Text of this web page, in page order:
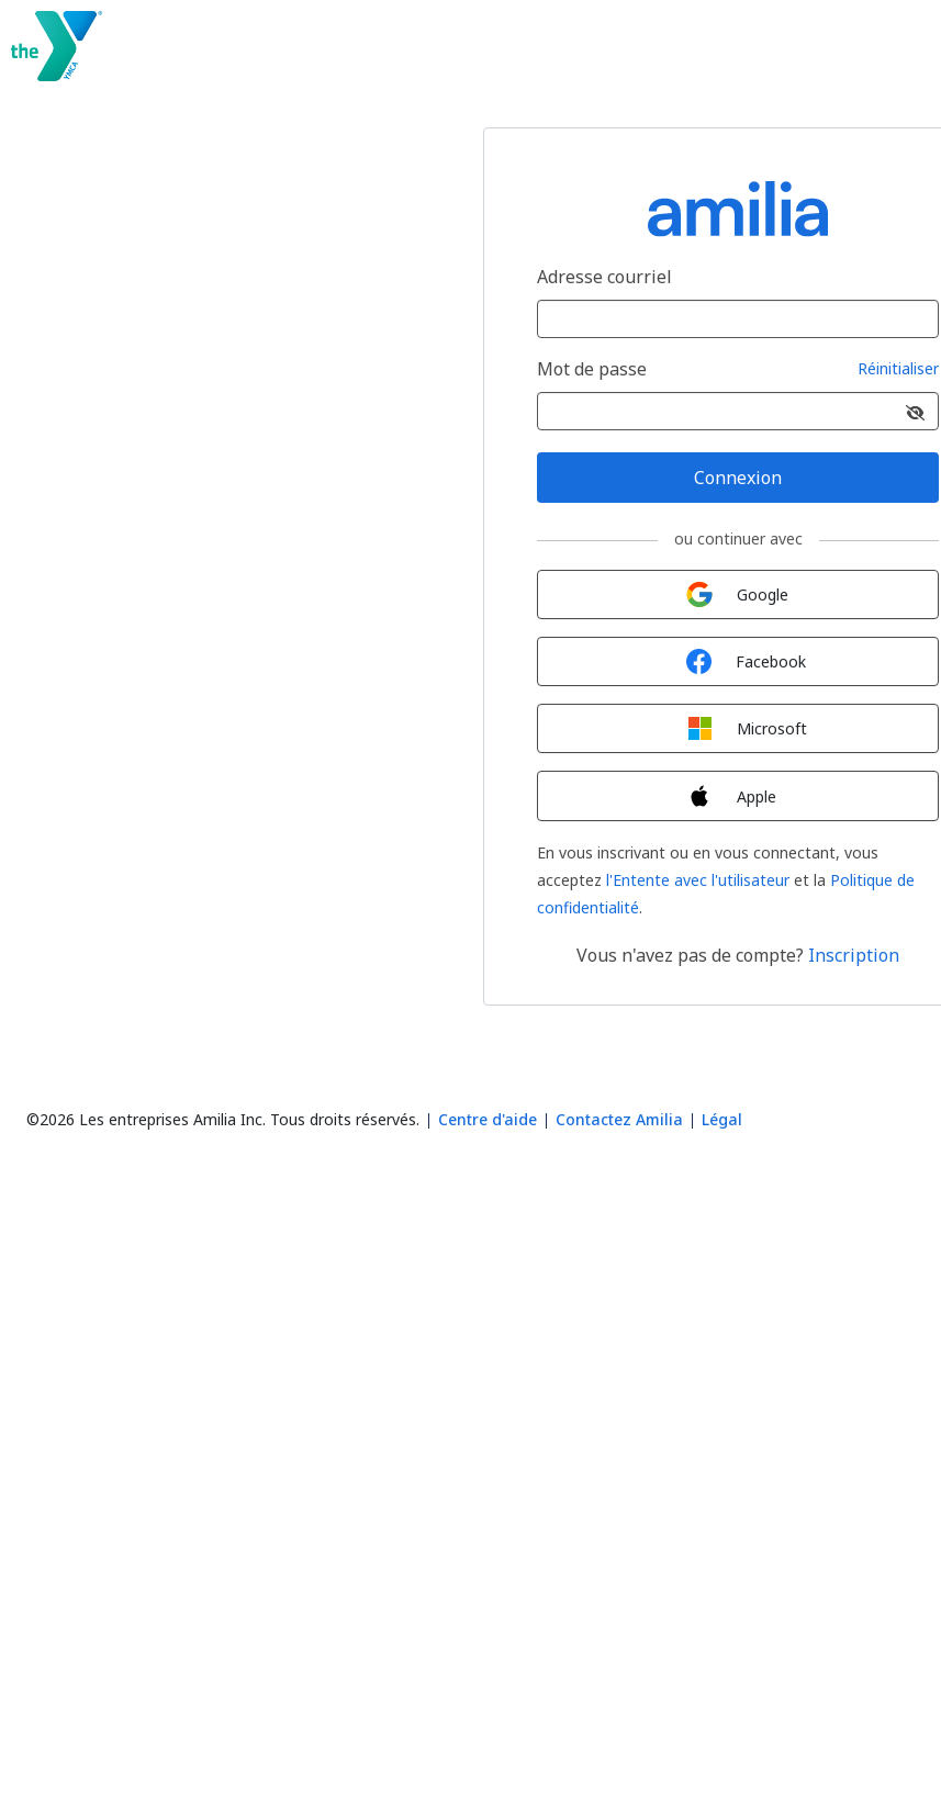
Adresse courriel
Mot de passe Réinitialiser
Connexion
ou continuer avec
Google
Facebook
Microsoft
Apple
En vous inscrivant ou en vous connectant, vous
acceptez l'Entente avec l'utilisateuret la Politique de
confidentialité.
Vous n'avez pas de compte? Inscription
©2026 Les entreprises Amilia Inc. Tous droits réservés. Centre d'aide Contactez Amilia Légal